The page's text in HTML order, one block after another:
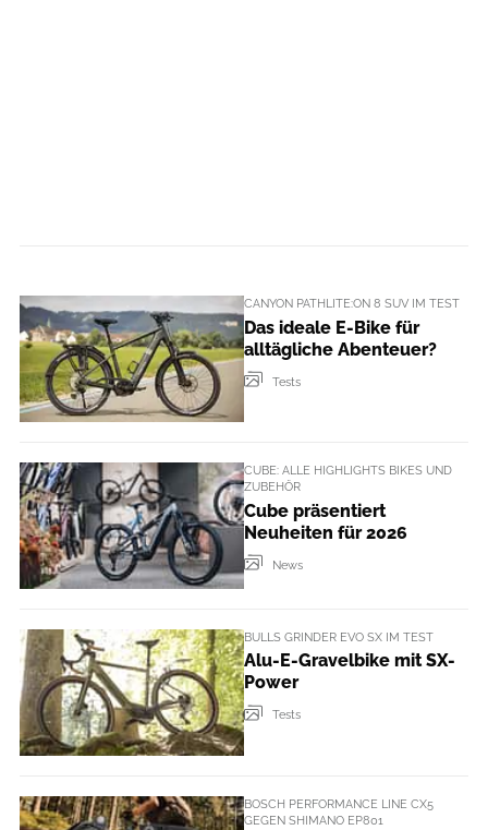
CANYON PATHLITE:ON 8 SUV IM TEST
Das ideale E-Bike für
alltägliche Abenteuer?
Tests
CUBE: ALLE HIGHLIGHTS BIKES UND
ZUBEHÖR
Cube präsentiert
Neuheiten für 2026
News
BULLS GRINDER EVO SX IM TEST
Alu-E-Gravelbike mit SX-
Power
Tests
BOSCH PERFORMANCE LINE CX5
GEGEN SHIMANO EP801